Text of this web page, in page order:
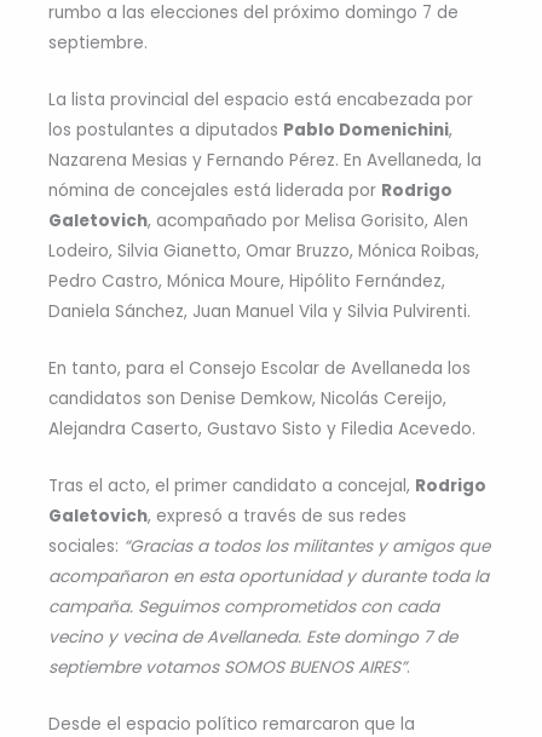
rumbo a las elecciones del próximo domingo 7 de
septiembre.
La lista provincial del espacio está encabezada por
los postulantes a diputados Pablo Domenichini,
Nazarena Mesias y Fernando Pérez. En Avellaneda, la
nómina de concejales está liderada por Rodrigo
Galetovich, acompañado por Melisa Gorisito, Alen
Lodeiro, Silvia Gianetto, Omar Bruzzo, Mónica Roibas,
Pedro Castro, Mónica Moure, Hipólito Fernández,
Daniela Sánchez, Juan Manuel Vila y Silvia Pulvirenti.
En tanto, para el Consejo Escolar de Avellaneda los
candidatos son Denise Demkow, Nicolás Cereijo,
Alejandra Caserto, Gustavo Sisto y Filedia Acevedo.
Tras el acto, el primer candidato a concejal, Rodrigo
Galetovich, expresó a través de sus redes
sociales: “Gracias a todos los militantes y amigos que
acompañaron en esta oportunidad y durante toda la
campaña. Seguimos comprometidos con cada
vecino y vecina de Avellaneda. Este domingo 7 de
septiembre votamos SOMOS BUENOS AIRES”.
Desde el espacio político remarcaron que la